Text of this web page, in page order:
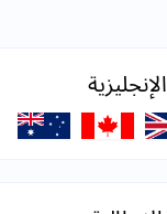
الإنجليزية